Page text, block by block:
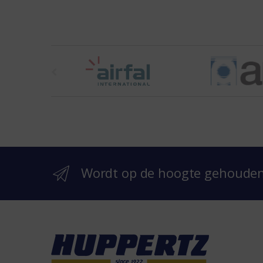
r
n
Wordt op de hoogte